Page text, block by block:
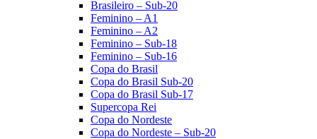
Brasileiro – Sub-20
Feminino – A1
Feminino – A2
Feminino – Sub-18
Feminino – Sub-16
Copa do Brasil
Copa do Brasil Sub-20
Copa do Brasil Sub-17
Supercopa Rei
Copa do Nordeste
Copa do Nordeste – Sub-20